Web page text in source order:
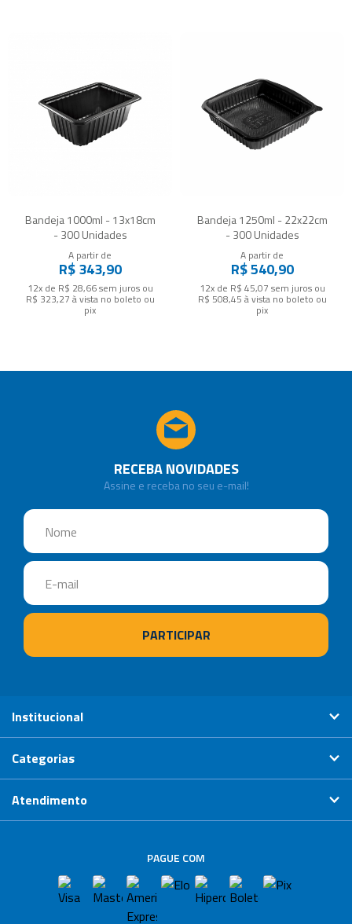
Bandeja 1000ml - 13x18cm
- 300 Unidades
A partir de
R$ 343,90
12x de R$ 28,66sem jurosou
R$ 323,27 à vista no boleto ou
pix
Bandeja 1250ml - 22x22cm
- 300 Unidades
A partir de
R$ 540,90
12x de R$ 45,07 sem jurosou
R$ 508,45 à vista no boleto ou
pix
RECEBA NOVIDADES
Assine e receba no seu e-mail!
Institucional
Categorias
Atendimento
PAGUE COM